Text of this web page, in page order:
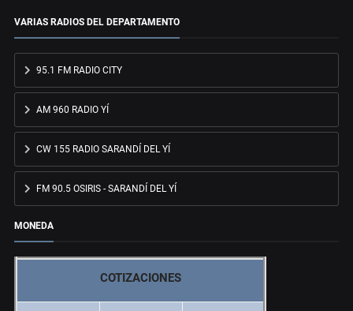
VARIAS RADIOS DEL DEPARTAMENTO
95.1 FM RADIO CITY
AM 960 RADIO YÍ
CW 155 RADIO SARANDÍ DEL YÍ
FM 90.5 OSIRIS - SARANDÍ DEL YÍ
MONEDA
COTIZACIONES